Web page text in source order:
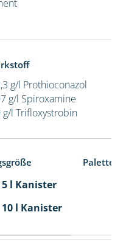
g/l Prothioconazol
g/l Spiroxamine
g/l Trifloxystrobin
l Kanister
l Kanister